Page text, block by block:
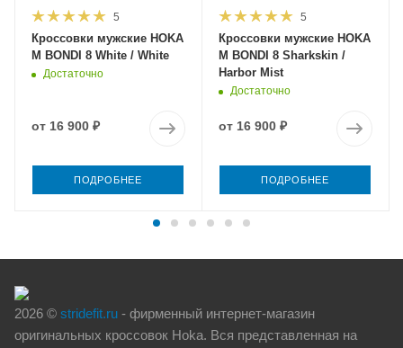
5
Кроссовки мужские HOKA
M BONDI 8 White / White
Достаточно
от 16 900 ₽
ПОДРОБНЕЕ
5
Кроссовки мужские HOKA
M BONDI 8 Sharkskin /
Harbor Mist
Достаточно
от 16 900 ₽
ПОДРОБНЕЕ
2026 © stridefit.ru - фирменный интернет-магазин
оригинальных кроссовок Hoka. Вся представленная на